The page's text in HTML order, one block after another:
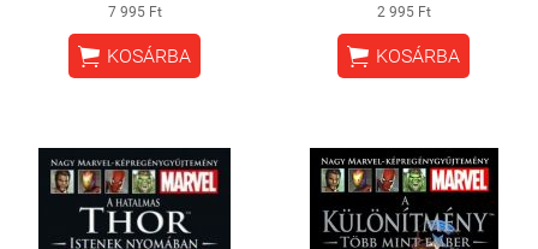
7 995 Ft
 KOSÁRBA
2 995 Ft
 KOSÁRBA